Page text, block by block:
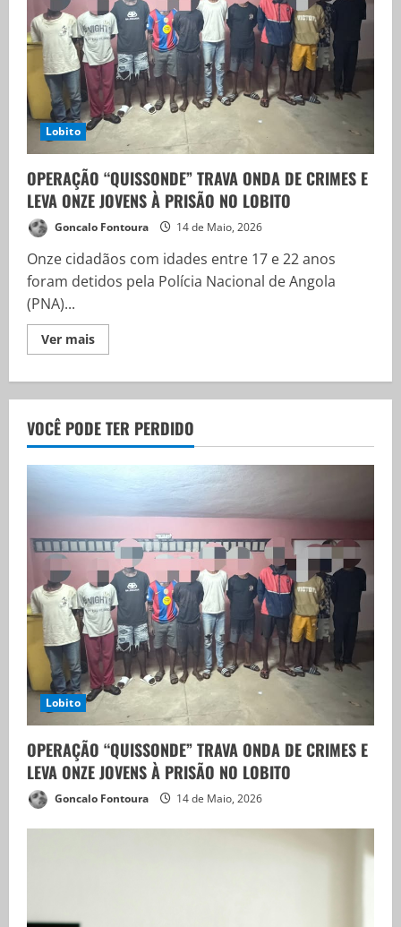
Lobito
OPERAÇÃO “QUISSONDE” TRAVA ONDA DE CRIMES E
LEVA ONZE JOVENS À PRISÃO NO LOBITO
Goncalo Fontoura 14 de Maio, 2026
Onze cidadãos com idades entre 17 e 22 anos
foram detidos pela Polícia Nacional de Angola
(PNA)...
Ver mais
VOCÊ PODE TER PERDIDO
Lobito
OPERAÇÃO “QUISSONDE” TRAVA ONDA DE CRIMES E
LEVA ONZE JOVENS À PRISÃO NO LOBITO
Goncalo Fontoura 14 de Maio, 2026